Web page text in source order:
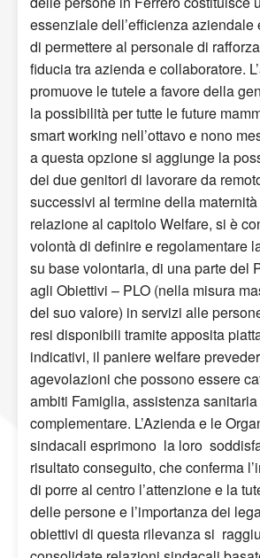
essenziale dell’efficienza aziendale
di permettere al personale di
fiducia tra azienda e collaboratore.
promuove le tutele a favore della
la possibilità per tutte le future
smart working nell’ottavo e nono
a questa opzione si aggiunge la
dei due genitori di lavorare da
successivi al termine della
relazione al capitolo Welfare, si è
volontà di definire e regolamentare
su base volontaria, di una parte del
agli Obiettivi – PLO (nella misura
del suo valore) in servizi alle
resi disponibili tramite apposita
indicativi, il paniere welfare
agevolazioni che possono essere
ambiti Famiglia, assistenza
complementare. L’Azienda e le
sindacali esprimono la loro
risultato conseguito, che conferma
di porre al centro l’attenzione e la
delle persone e l’importanza dei
obiettivi di questa rilevanza si